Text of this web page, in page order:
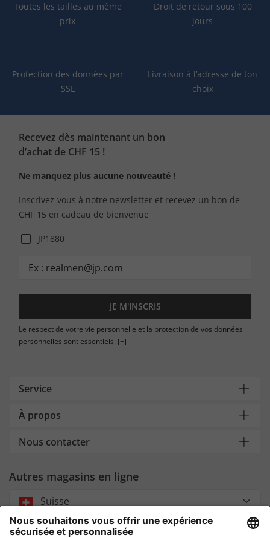
Toutes les tailles au même
prix
Droit de retour sous 100
jours
Protection des données par
SSL
Livraison à l’adresse de ton
choix
Recevez dès maintenant un bon
d’achat de CHF 15 !
Ne manquez plus aucune nouveauté !
Inscrivez-vous à notre newsletter et recevez un bon de
CHF 15 en cadeau de bienvenue
JP1880
JE M'INSCRIS
Le respect de votre vie personnelle et la protection de vos données
personnelles sont essentiels. [+]
Service
À propos
Nous contacter
Autres magasins en ligne
Suisse